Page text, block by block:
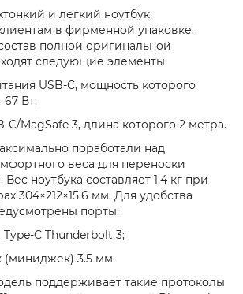
и легкий ноутбук
в фирменной упаковке.
полной оригинальной
следующие элементы:
USB-C, мощность которого
67 Вт;
C/MagSafe 3, длина которого 2 метра.
поработали над
веса для переноски
ноутбука составляет 1,4 кг при
304×212×15.6 мм. Для удобства
порты:
Type-C Thunderbolt 3;
(миниджек) 3.5 мм.
поддерживает такие протоколы